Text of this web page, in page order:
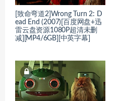
[致命弯道2]Wrong Turn 2: D
ead End (2007)[百度网盘+迅
雷云盘资源1080P超清未删
减][MP4/6GB][中英字幕]